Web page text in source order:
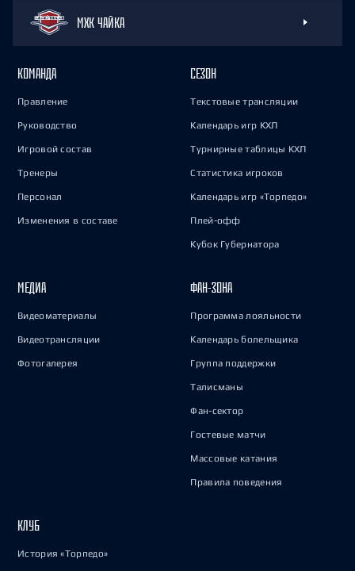
МХК ЧАЙКА
КОМАНДА
Правление
Руководство
Игровой состав
Тренеры
Персонал
Изменения в составе
СЕЗОН
Текстовые трансляции
Календарь игр КХЛ
Турнирные таблицы КХЛ
Статистика игроков
Календарь игр «Торпедо»
Плей-офф
Кубок Губернатора
МЕДИА
Видеоматериалы
Видеотрансляции
Фотогалерея
ФАН-ЗОНА
Программа лояльности
Календарь болельщика
Группа поддержки
Талисманы
Фан-сектор
Гостевые матчи
Массовые катания
Правила поведения
КЛУБ
История «Торпедо»